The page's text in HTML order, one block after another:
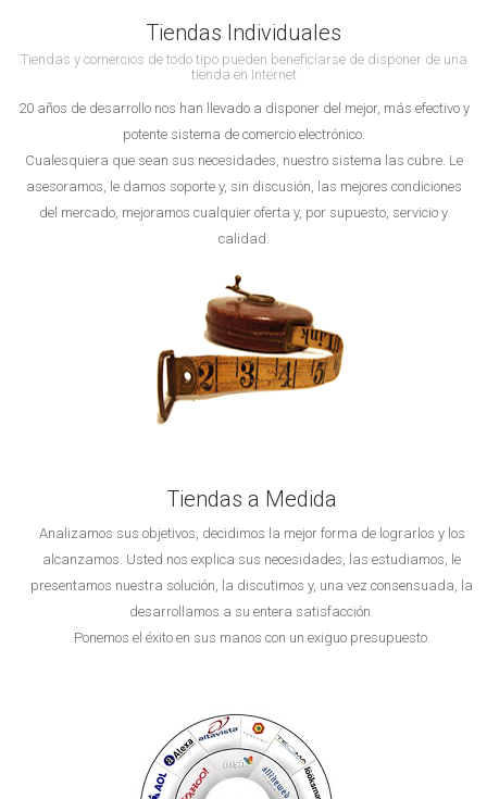
Tiendas Individuales
Tiendas y comercios de todo tipo pueden beneficiarse de disponer de una
tienda en Internet
20 años de desarrollo nos han llevado a disponer del mejor, más efectivo y
potente sistema de comercio electrónico.
Cualesquiera que sean sus necesidades, nuestro sistema las cubre. Le
asesoramos, le damos soporte y, sin discusión, las mejores condiciones
del mercado, mejoramos cualquier oferta y, por supuesto, servicio y
calidad.
Tiendas a Medida
Analizamos sus objetivos, decidimos la mejor forma de lograrlos y los
alcanzamos. Usted nos explica sus necesidades, las estudiamos, le
presentamos nuestra solución, la discutimos y, una vez consensuada, la
desarrollamos a su entera satisfacción.
Ponemos el éxito en sus manos con un exiguo presupuesto.